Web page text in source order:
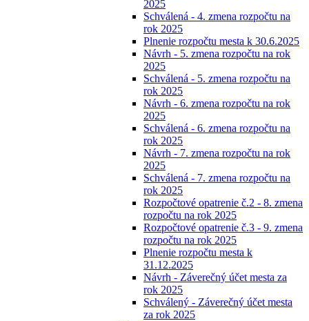
2025
Schválená - 4. zmena rozpočtu na
rok 2025
Plnenie rozpočtu mesta k 30.6.2025
Návrh - 5. zmena rozpočtu na rok
2025
Schválená - 5. zmena rozpočtu na
rok 2025
Návrh - 6. zmena rozpočtu na rok
2025
Schválená - 6. zmena rozpočtu na
rok 2025
Návrh - 7. zmena rozpočtu na rok
2025
Schválená - 7. zmena rozpočtu na
rok 2025
Rozpočtové opatrenie č.2 - 8. zmena
rozpočtu na rok 2025
Rozpočtové opatrenie č.3 - 9. zmena
rozpočtu na rok 2025
Plnenie rozpočtu mesta k
31.12.2025
Návrh - Záverečný účet mesta za
rok 2025
Schválený - Záverečný účet mesta
za rok 2025